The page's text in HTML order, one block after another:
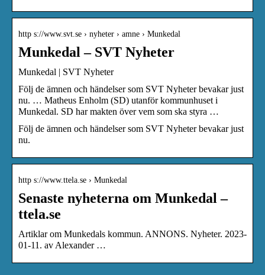
http s://www.svt.se › nyheter › amne › Munkedal
Munkedal – SVT Nyheter
Munkedal | SVT Nyheter
Följ de ämnen och händelser som SVT Nyheter bevakar just
nu. … Matheus Enholm (SD) utanför kommunhuset i
Munkedal. SD har makten över vem som ska styra …
Följ de ämnen och händelser som SVT Nyheter bevakar just
nu.
http s://www.ttela.se › Munkedal
Senaste nyheterna om Munkedal –
ttela.se
Artiklar om Munkedals kommun. ANNONS. Nyheter. 2023-
01-11. av Alexander …